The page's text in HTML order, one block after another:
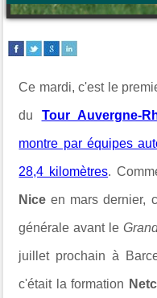
Ce mardi, c'est le
du Tour Auvergne-
montre par équipes
28,4 kilomètres.
Nice en mars dernier,
générale avant le
juillet prochain à
c'était la formation